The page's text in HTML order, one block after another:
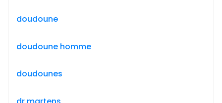
doudoune
doudoune homme
doudounes